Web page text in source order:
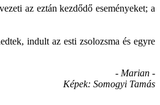
az eztán kezdődő eseményeket; a
indult az esti zsolozsma és egyre
- Marian -
Képek: Somogyi Tamás